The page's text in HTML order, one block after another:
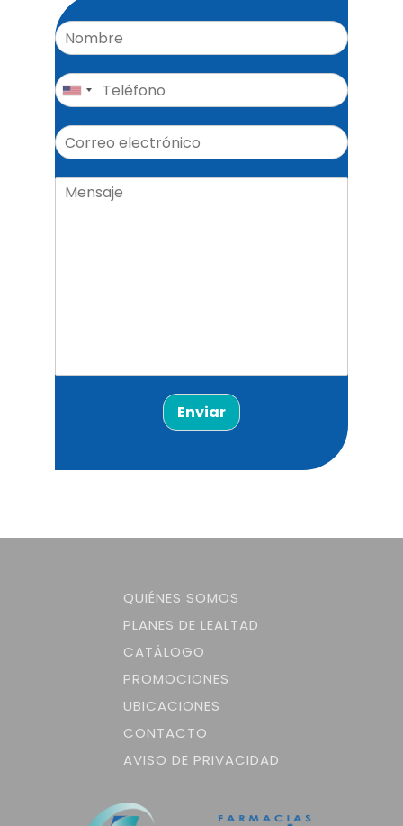
Enviar
QUIÉNES SOMOS
PLANES DE LEALTAD
CATÁLOGO
PROMOCIONES
UBICACIONES
CONTACTO
AVISO DE PRIVACIDAD